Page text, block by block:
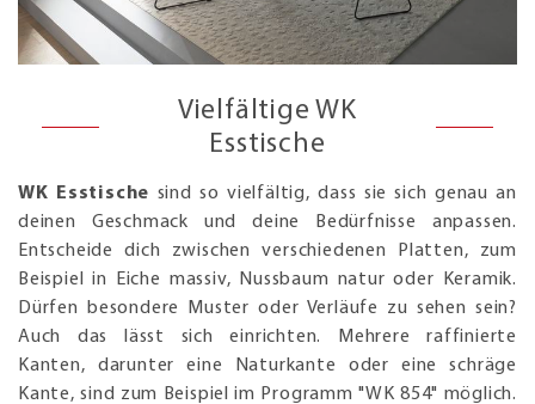
Vielfältige WK
Esstische
WK Esstische sind so vielfältig, dass sie sich genau an
deinen Geschmack und deine Bedürfnisse anpassen.
Entscheide dich zwischen verschiedenen Platten, zum
Beispiel in Eiche massiv, Nussbaum natur oder Keramik.
Dürfen besondere Muster oder Verläufe zu sehen sein?
Auch das lässt sich einrichten. Mehrere raffinierte
Kanten, darunter eine Naturkante oder eine schräge
Kante, sind zum Beispiel im Programm "WK 854" möglich.